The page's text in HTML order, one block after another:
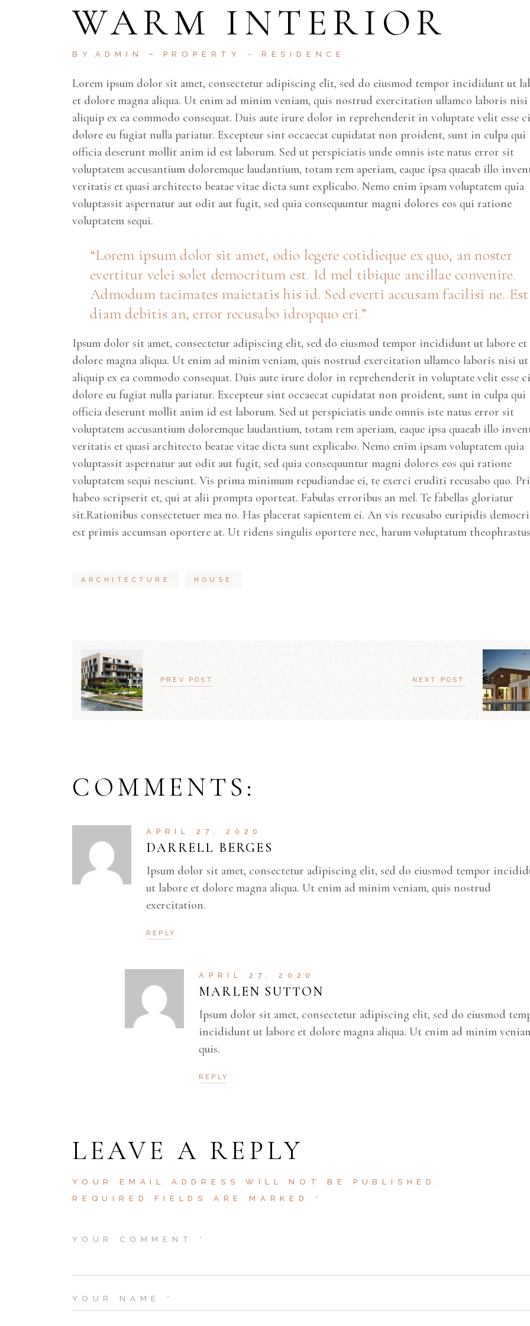
WARM INTERIOR
BY ADMIN PROPERTY RESIDENCE
Lorem ipsum dolor sit amet, consectetur adipiscing elit, sed do eiusmod tempor incididunt ut
et dolore magna aliqua. Ut enim ad minim veniam, quis nostrud exercitation ullamco laboris
aliquip ex ea commodo consequat. Duis aute irure dolor in reprehenderit in voluptate velit esse
dolore eu fugiat nulla pariatur. Excepteur sint occaecat cupidatat non proident, sunt in culpa qui
officia deserunt mollit anim id est laborum. Sed ut perspiciatis unde omnis iste natus error sit
voluptatem accusantium doloremque laudantium, totam rem aperiam, eaque ipsa quaeab illo
veritatis et quasi architecto beatae vitae dicta sunt explicabo. Nemo enim ipsam voluptatem quia
voluptassit aspernatur aut odit aut fugit, sed quia consequuntur magni dolores eos qui ratione
voluptatem sequi.
Lorem ipsum dolor sit amet, odio legere cotidieque ex quo, an noster
evertitur velei solet democritum est. Id mel tibique ancillae convenire.
Admodum tacimates maietatis his id. Sed everti accusam facilisi ne. Est
diam debitis an, error recusabo idropquo eri.
Ipsum dolor sit amet, consectetur adipiscing elit, sed do eiusmod tempor incididunt ut labore et
dolore magna aliqua. Ut enim ad minim veniam, quis nostrud exercitation ullamco laboris nisi ut
aliquip ex ea commodo consequat. Duis aute irure dolor in reprehenderit in voluptate velit esse
dolore eu fugiat nulla pariatur. Excepteur sint occaecat cupidatat non proident, sunt in culpa qui
officia deserunt mollit anim id est laborum. Sed ut perspiciatis unde omnis iste natus error sit
voluptatem accusantium doloremque laudantium, totam rem aperiam, eaque ipsa quaeab illo
veritatis et quasi architecto beatae vitae dicta sunt explicabo. Nemo enim ipsam voluptatem quia
voluptassit aspernatur aut odit aut fugit, sed quia consequuntur magni dolores eos qui ratione
voluptatem sequi nesciunt. Vis prima minimum repudiandae ei, te exerci eruditi recusabo quo. Pri
habeo scripserit et, qui at alii prompta oporteat. Fabulas erroribus an mel. Te fabellas gloriatur
sit.Rationibus consectetuer mea no. Has placerat sapientem ei. An vis recusabo euripidis
est primis accumsan oportere at. Ut ridens singulis oportere nec, harum voluptatum
ARCHITECTURE HOUSE
PREV POST NEXT POST
COMMENTS:
APRIL 27, 2020
DARRELL BERGES
Ipsum dolor sit amet, consectetur adipiscing elit, sed do eiusmod tempor
ut labore et dolore magna aliqua. Ut enim ad minim veniam, quis nostrud
exercitation.
REPLY
APRIL 27, 2020
MARLEN SUTTON
Ipsum dolor sit amet, consectetur adipiscing elit, sed do eiusmod
incididunt ut labore et dolore magna aliqua. Ut enim ad minim
quis.
REPLY
LEAVE A REPLY
YOUR EMAIL ADDRESS WILL NOT BE PUBLISHED.
REQUIRED FIELDS ARE MARKED *